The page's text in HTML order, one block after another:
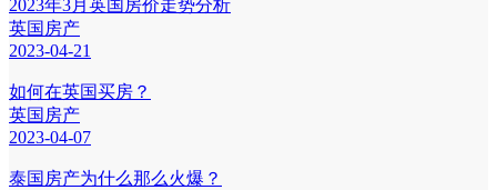
2023年3月英国房价走势分析
英国房产
2023-04-21
如何在英国买房？
英国房产
2023-04-07
泰国房产为什么那么火爆？